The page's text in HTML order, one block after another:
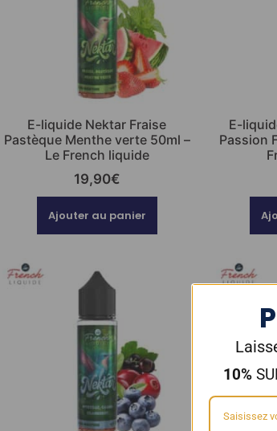
E-liquide Nektar Fraise
Pastèque Menthe verte 50ml –
Le French liquide
19,90€
Ajouter au panier
E-
Passion
10%